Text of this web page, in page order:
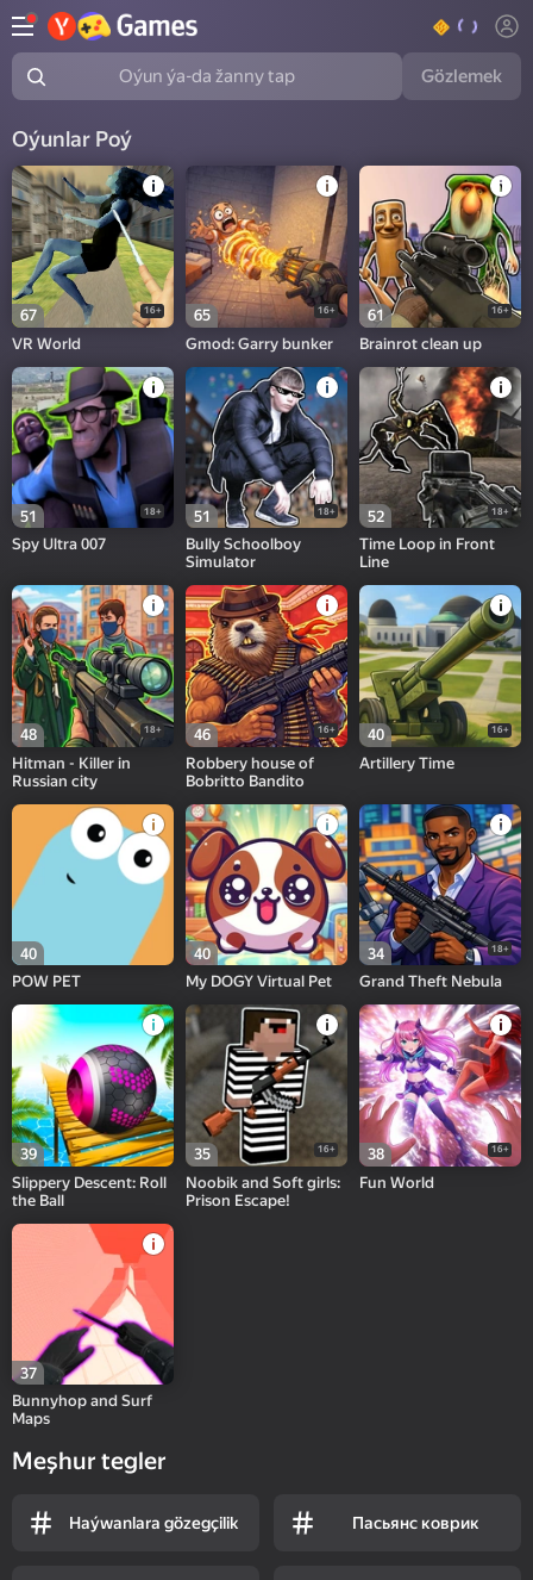
Oýun ýa-da žanny tap Gözlemek
Oýunlar Poý
67 16+
VR World
65 16+
Gmod: Garry bunker
61 16+
Brainrot clean up
51 18+
Spy Ultra 007
51 18+
Bully Schoolboy
Simulator
52 18+
Time Loop in Front
Line
48 18+
Hitman - Killer in
Russian city
46 16+
Robbery house of
Bobritto Bandito
40 16+
Artillery Time
40
POW PET
40
My DOGY Virtual Pet
34 18+
Grand Theft Nebula
39
Slippery Descent: Roll
the Ball
35 16+
Noobik and Soft girls:
Prison Escape!
38 16+
Fun World
37
Bunnyhop and Surf
Maps
Meşhur tegler
Haýwanlara gözegçilik Пасьянс коврик